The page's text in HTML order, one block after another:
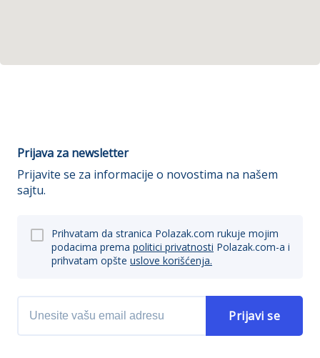
Prijava za newsletter
Prijavite se za informacije o novostima na našem
sajtu.
Prihvatam da stranica Polazak.com rukuje mojim
podacima prema politici privatnosti Polazak.com-a i
prihvatam opšte uslove korišćenja.
Prijavi se